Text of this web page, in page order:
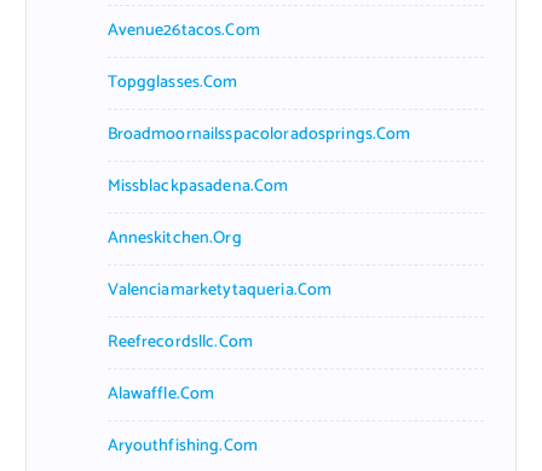
Avenue26tacos.com
Topgglasses.com
Broadmoornailsspacoloradosprings.com
Missblackpasadena.com
Anneskitchen.org
Valenciamarketytaqueria.com
Reefrecordsllc.com
Alawaffle.com
Aryouthfishing.com